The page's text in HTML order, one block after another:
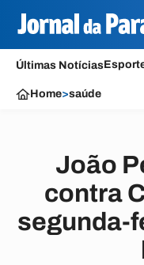
Últimas Notícias
Home>saúde
João
contra
segunda-